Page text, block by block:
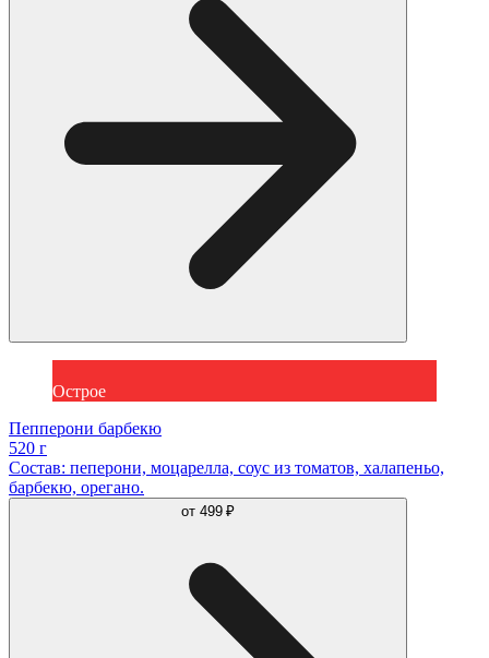
Острое
Пепперони барбекю
520 г
Состав: пеперони, моцарелла, соус из томатов, халапеньо,
барбекю, орегано.
от 499 ₽